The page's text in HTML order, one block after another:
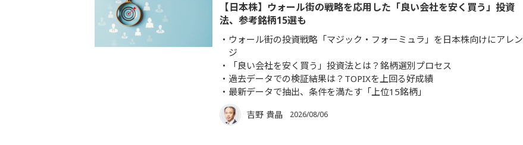
【日本株】ウォール街の戦略を応用した「良い会社を安く買う」投資
法、参考銘柄15選も
ウォール街の投資戦略「マジック・フォーミュラ」を日本株向けにアレン
ジ
「良い会社を安く買う」投資法とは？銘柄選別プロセス
過去データでの検証結果は？TOPIXを上回る好成績
最新データで抽出、条件を満たす「上位15銘柄」
吉野 貴晶 2026/08/06